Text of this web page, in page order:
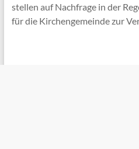
stellen auf Nachfrage in der
für die Kirchengemeinde zur